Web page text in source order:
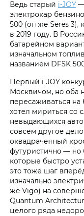
Ведь старый i‑JOY
электрокар
500 (он же Seres 3),
в 2019 году. В
батарейном
изначальном
названием DFSK
Первый i‑JOY
Москвичом, но оба
пересаживаться
хотел мириться со
невыдающихся
совсем другое
оквадраченный
футуристично — но
которые быстро
это тоже шаг
изначально
же Vigo) на
Quantum
целого ряда